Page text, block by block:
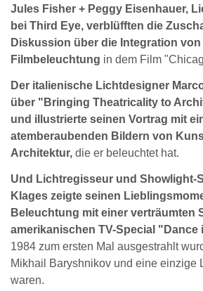
Jules Fisher + Peggy Eisenhauer,
bei Third Eye, verblüfften die
Diskussion über die Integration von
Filmbeleuchtung in dem Film
Der italienische Lichtdesigner
über "Bringing Theatricality to
und illustrierte seinen Vortrag mit
atemberaubenden Bildern von
Architektur, die er beleuchtet hat.
Und Lichtregisseur und Showlight-
Klages zeigte seinen
Beleuchtung mit einer verträumten
amerikanischen TV-Special "Dance
1984 zum ersten Mal ausgestrahlt
Mikhail Baryshnikov und eine einzige
waren.